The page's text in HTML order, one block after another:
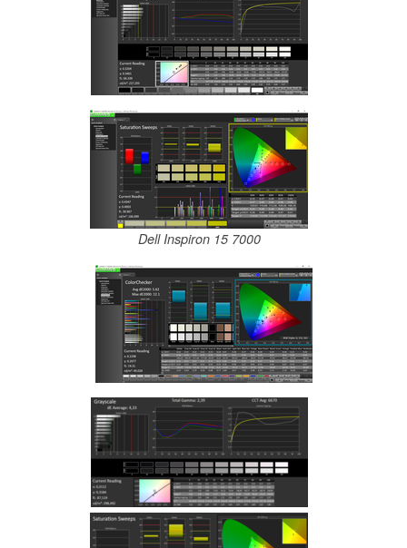
Dell Inspiron 15 7000